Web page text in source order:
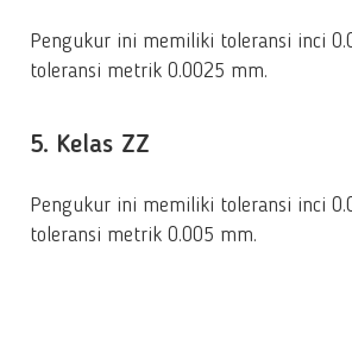
Pengukur ini memiliki toleransi inci
toleransi metrik 0.0025 mm.
5. Kelas ZZ
Pengukur ini memiliki toleransi inci
toleransi metrik 0.005 mm.